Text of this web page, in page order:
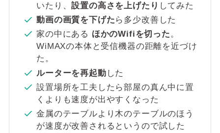
いたり、設置の高さを上げたり してみた
動画の画質を下げた ら多少改善した
家の中にある ほかのWifiを切った。
WiMAXの本体と受信機器の距離を近づけ
た。
ルーターを再起動 した
設置場所を工夫したら部屋の真ん中に置
くよりも速度が出やすくなった
金属のテーブルより木のテーブルのほう
が速度が改善されるというので試した